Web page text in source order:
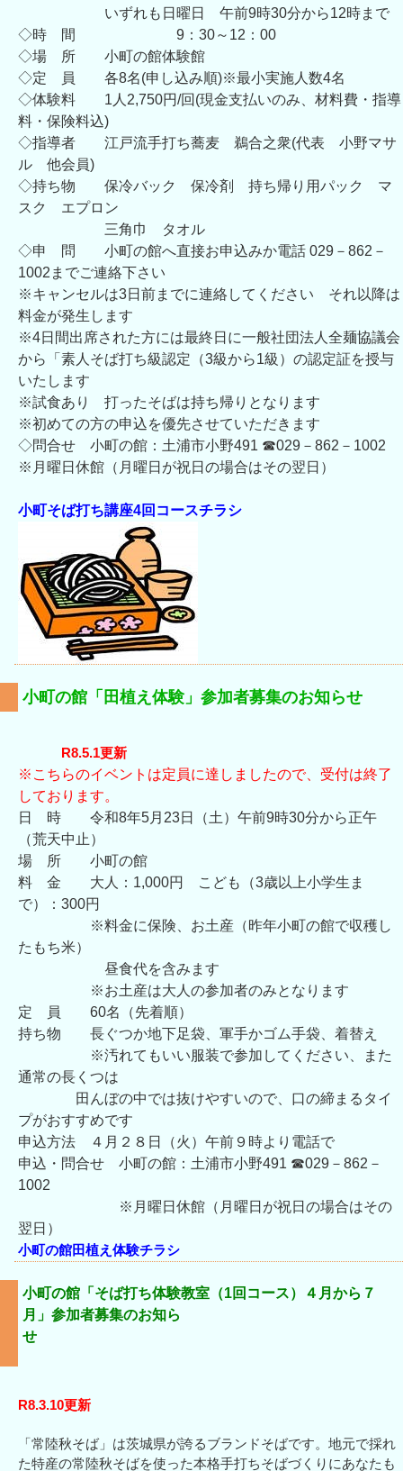
いずれも日曜日 午前9時30分から12時まで
◇時 間 9：30～12：00
◇場 所 小町の館体験館
◇定 員 各8名(申し込み順)※最小実施人数4名
◇体験料 1人2,750円/回(現金支払いのみ、材料費・指導
料・保険料込)
◇指導者 江戸流手打ち蕎麦 鵜合之衆(代表 小野マサ
ル 他会員)
◇持ち物 保冷バック 保冷剤 持ち帰り用パック マ
スク エプロン
三角巾 タオル
◇申 問 小町の館へ直接お申込みか電話 029－862－
1002までご連絡下さい
※キャンセルは3日前までに連絡してください それ以降は
料金が発生します
※4日間出席された方には最終日に一般社団法人全麺協議会
から「素人そば打ち級認定（3級から1級）の認定証を授与
いたします
※試食あり 打ったそばは持ち帰りとなります
※初めての方の申込を優先させていただきます
◇問合せ 小町の館：土浦市小野491 ☎029－862－1002
※月曜日休館（月曜日が祝日の場合はその翌日）
小町そば打ち講座4回コースチラシ
小町の館「田植え体験」参加者募集のお知らせ
R8.5.1更新
※こちらのイベントは定員に達しましたので、受付は終了
しております。
日 時 令和8年5月23日（土）午前9時30分から正午
（荒天中止）
場 所 小町の館
料 金 大人：1,000円 こども（3歳以上小学生ま
で）：300円
※料金に保険、お土産（昨年小町の館で収穫し
たもち米）
昼食代を含みます
※お土産は大人の参加者のみとなります
定 員 60名（先着順）
持ち物 長ぐつか地下足袋、軍手かゴム手袋、着替え
※汚れてもいい服装で参加してください、また
通常の長くつは
田んぼの中では抜けやすいので、口の締まるタイ
プがおすすめです
申込方法 ４月２８日（火）午前９時より電話で
申込・問合せ 小町の館：土浦市小野491 ☎029－862－
1002
※月曜日休館（月曜日が祝日の場合はその
翌日）
小町の館田植え体験チラシ
小町の館「そば打ち体験教室（1回コース）４月から７
月」参加者募集のお知ら
せ
R8.3.10更新
「常陸秋そば」は茨城県が誇るブランドそばです。地元で採れ
た特産の常陸秋そばを使った本格手打ちそばづくりにあなたも